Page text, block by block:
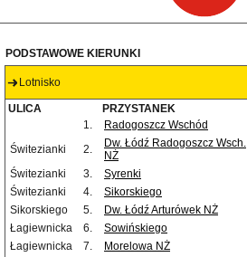
PODSTAWOWE KIERUNKI
Lotnisko
ULICA PRZYSTANEK
1.
Radogoszcz Wschód
Świtezianki
2.
Dw. Łódź Radogoszcz Wsch.
NŻ
Świtezianki 3. Syrenki
Świtezianki
4. Sikorskiego
Sikorskiego
5. Dw. Łódź Arturówek NŻ
Łagiewnicka
6. Sowińskiego
Łagiewnicka
7. Morelowa NŻ